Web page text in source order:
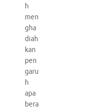
h
men
gha
diah
kan
pen
garu
h
apa
bera